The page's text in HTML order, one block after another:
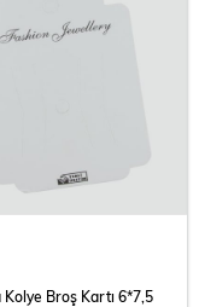
Kolye Broş Kartı 6*7,5